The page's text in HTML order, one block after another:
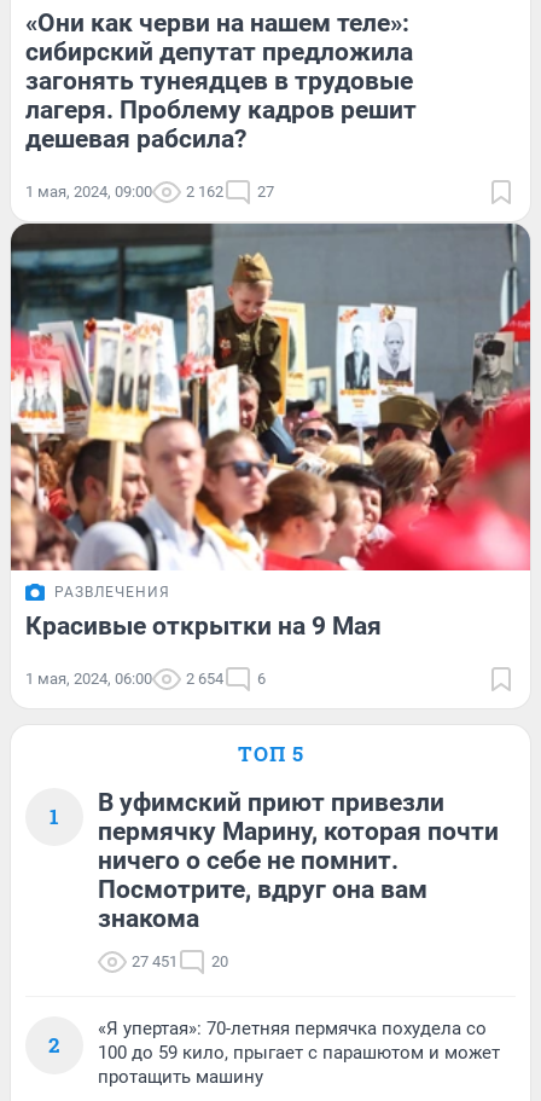
«Они как черви на нашем теле»:
сибирский депутат предложила
загонять тунеядцев в трудовые
лагеря. Проблему кадров решит
дешевая рабсила?
1 мая, 2024, 09:00 2 162 27
РАЗВЛЕЧЕНИЯ
Красивые открытки на 9 Мая
1 мая, 2024, 06:00 2 654 6
ТОП 5
1
В уфимский приют привезли
пермячку Марину, которая почти
ничего о себе не помнит.
Посмотрите, вдруг она вам
знакома
27 451 20
2
«Я упертая»: 70-летняя пермячка похудела со
100 до 59 кило, прыгает с парашютом и может
протащить машину